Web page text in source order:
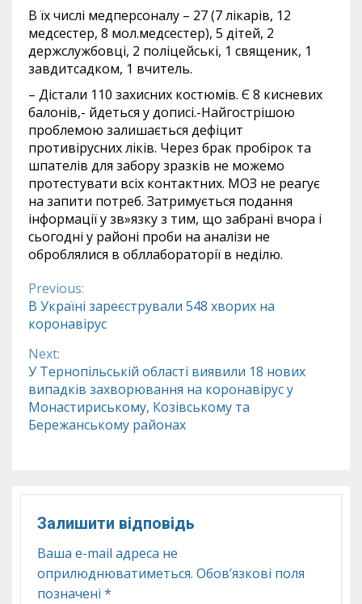
В їх числі медперсоналу – 27 (7 лікарів, 12
медсестер, 8 мол.медсестер), 5 дітей, 2
держслужбовці, 2 поліцейські, 1 священик, 1
завдитсадком, 1 вчитель.
– Дістали 110 захисних костюмів. Є 8 кисневих
балонів,- йдеться у дописі.-Найгострішою
проблемою залишається дефіцит
противірусних ліків. Через брак пробірок та
шпателів для забору зразків не можемо
протестувати всіх контактних. МОЗ не реагує
на запити потреб. Затримується подання
інформації у зв»язку з тим, що забрані вчора і
сьогодні у районі проби на аналізи не
оброблялися в обллабораторії в неділю.
Continue
Reading
Previous:
В Україні зареєстрували 548 хворих на
коронавірус
Next:
У Тернопільській області виявили 18 нових
випадків захворювання на коронавірус у
Монастириському, Козівському та
Бережанському районах
Залишити відповідь
Ваша e-mail адреса не
оприлюднюватиметься. Обов’язкові поля
позначені *